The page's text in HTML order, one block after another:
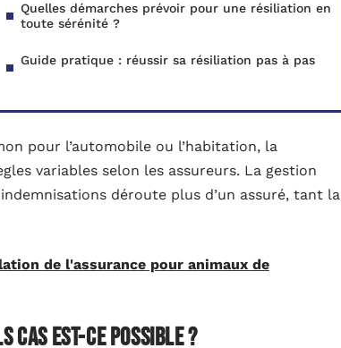
Quelles démarches prévoir pour une résiliation en
toute sérénité ?
Guide pratique : réussir sa résiliation pas à pas
pour l’automobile ou l’habitation, la
variables selon les assureurs. La gestion
déroute plus d’un assuré, tant la
de l'assurance pour animaux de
cas est-ce possible ?